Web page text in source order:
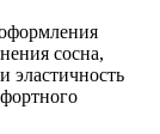
сосна,
эластичность